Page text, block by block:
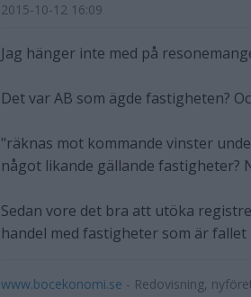
2015-10-12 16:09
Jag hänger inte med på
Det var AB som ägde fastigheten?
"räknas mot kommande vinster
något likande gällande fastigheter?
Sedan vore det bra att utöka
handel med fastigheter som är fallet
www.bocekonomi.se - Redovisning,